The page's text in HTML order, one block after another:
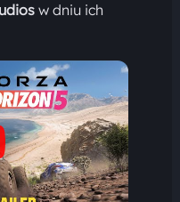
w dniu ich